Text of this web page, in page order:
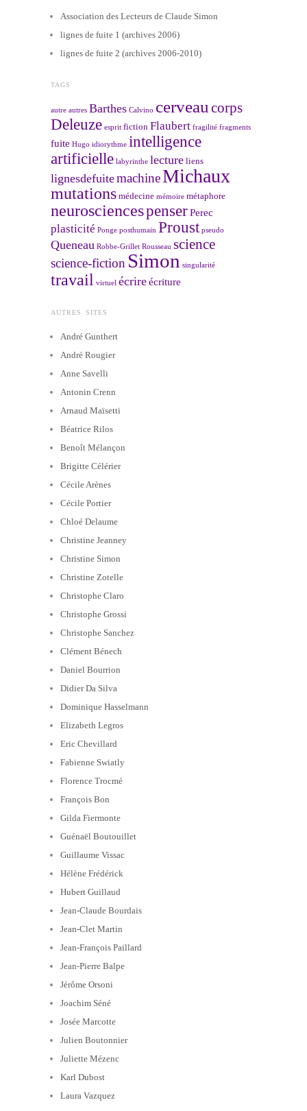
Association des Lecteurs de Claude Simon
lignes de fuite 1 (archives 2006)
lignes de fuite 2 (archives 2006-2010)
TAGS
autre autres Barthes Calvino cerveau corps
Deleuze esprit fiction Flaubert fragilité fragments
fuite Hugo idiorythme intelligence
artificielle labyrinthe lecture liens
lignesdefuitemachineMichaux
mutations médecine mémoire métaphore
neurosciencespenserPerec
plasticité Ponge posthumain Proust pseudo
Queneau Robbe-Grillet Rousseau science
science-fiction Simon singularité
travail virtuel écrireécriture
AUTRES SITES
André Gunthert
André Rougier
Anne Savelli
Antonin Crenn
Arnaud Maïsetti
Béatrice Rilos
Benoît Mélançon
Brigitte Célérier
Cécile Arènes
Cécile Portier
Chloé Delaume
Christine Jeanney
Christine Simon
Christine Zotelle
Christophe Claro
Christophe Grossi
Christophe Sanchez
Clément Bénech
Daniel Bourrion
Didier Da Silva
Dominique Hasselmann
Elizabeth Legros
Eric Chevillard
Fabienne Swiatly
Florence Trocmé
François Bon
Gilda Fiermonte
Guénaël Boutouillet
Guillaume Vissac
Hélène Frédérick
Hubert Guillaud
Jean-Claude Bourdais
Jean-Clet Martin
Jean-François Paillard
Jean-Pierre Balpe
Jérôme Orsoni
Joachim Séné
Josée Marcotte
Julien Boutonnier
Juliette Mézenc
Karl Dubost
Laura Vazquez